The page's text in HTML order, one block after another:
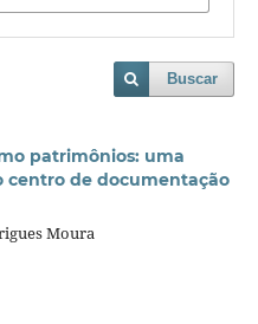
Buscar
patrimônios: uma
centro de documentação
Moura